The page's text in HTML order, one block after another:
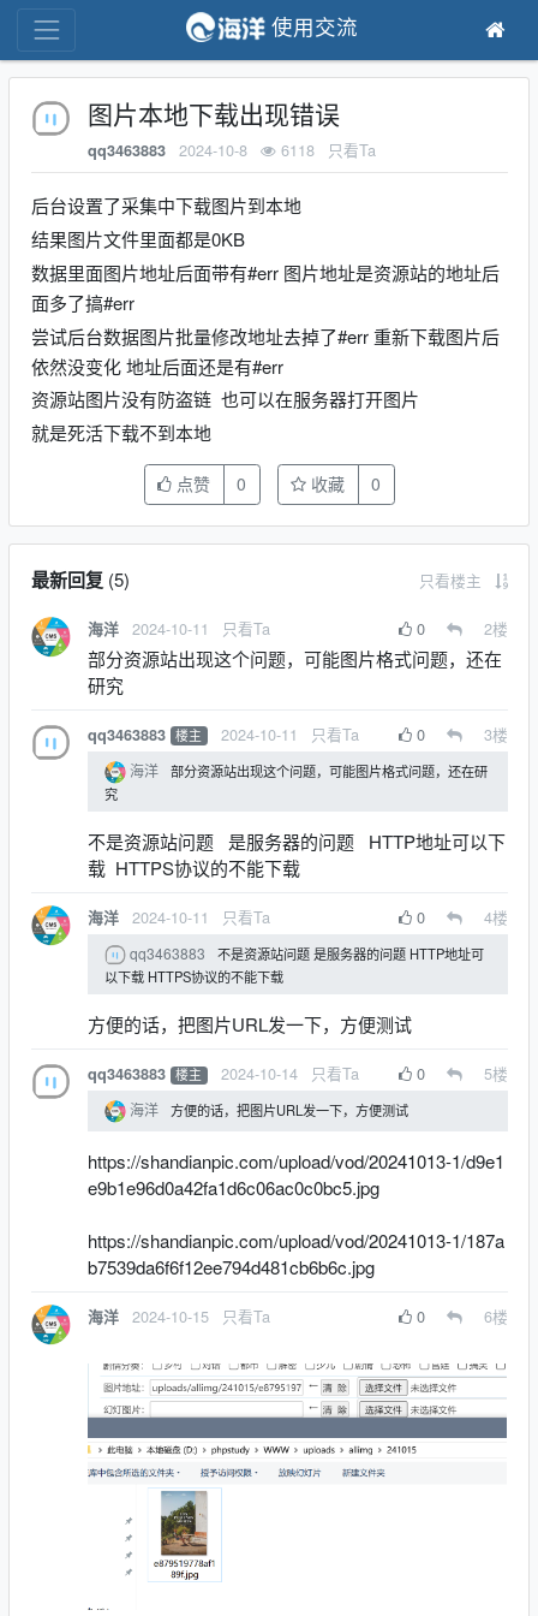
使用交流
图片本地下载出现错误
qq3463883 2024-10-8 6118 只看Ta
后台设置了采集中下载图片到本地
结果图片文件里面都是0KB
数据里面图片地址后面带有#err 图片地址是资源站的地址后
面多了搞#err
尝试后台数据图片批量修改地址去掉了#err 重新下载图片后
依然没变化 地址后面还是有#err
资源站图片没有防盗链 也可以在服务器打开图片
就是死活下载不到本地
点赞 0 收藏 0
最新回复(5) 只看楼主
海洋 2024-10-11 只看Ta 0 2楼
部分资源站出现这个问题，可能图片格式问题，还在
研究
qq3463883 楼主 2024-10-11 只看Ta 0 3楼
海洋
部分资源站出现这个问题，可能图片格式问题，还在研
究
不是资源站问题 是服务器的问题 HTTP地址可以下
载 HTTPS协议的不能下载
海洋 2024-10-11 只看Ta 0 4楼
qq3463883
不是资源站问题 是服务器的问题 HTTP地址可
以下载 HTTPS协议的不能下载
方便的话，把图片URL发一下，方便测试
qq3463883 楼主 2024-10-14 只看Ta 0 5楼
海洋 方便的话，把图片URL发一下，方便测试
https://shandianpic.com/upload/vod/20241013-1/d9e1
e9b1e96d0a42fa1d6c06ac0c0bc5.jpg
https://shandianpic.com/upload/vod/20241013-1/187a
b7539da6f6f12ee794d481cb6b6c.jpg
海洋 2024-10-15 只看Ta 0 6楼